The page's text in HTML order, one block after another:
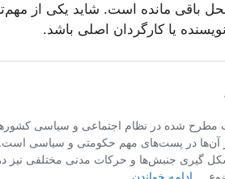
باقی مانده است. شاید یکی از
یا کارگردان اصلی باشد.